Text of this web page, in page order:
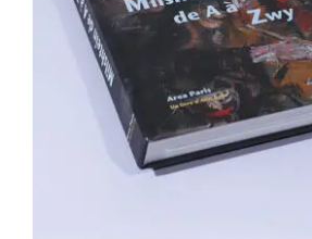
Zwy Milshtein – De